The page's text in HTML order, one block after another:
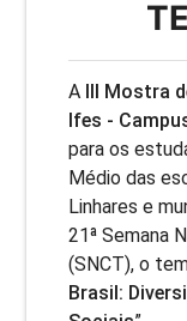
A III Mostra
Ifes -
para os
Médio das
Linhares e
21ª Semana
(SNCT), o
Brasil: